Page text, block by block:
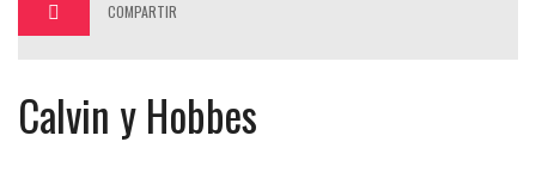
COMPARTIR
Calvin y Hobbes